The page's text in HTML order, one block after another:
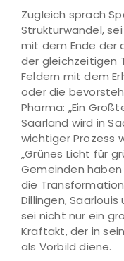
Zugleich sprach
Strukturwandel,
mit dem Ende der
der gleichzeitigen
Feldern mit dem
oder die
Pharma: „Ein
Saarland wird in
wichtiger Prozess
„Grünes Licht für
Gemeinden
die
Dillingen,
sei nicht nur ein
Kraftakt, der in
als Vorbild diene.